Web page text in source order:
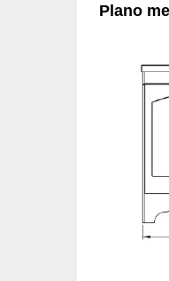
Plano